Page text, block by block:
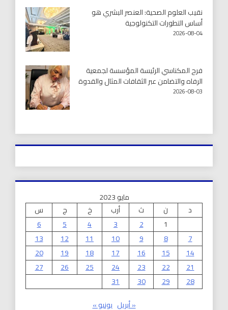
نقيب العلوم الصحية: العنصر البشري هو
أساس التطورات التكنولوجية
2026-08-04
فرح المكناسي الرئيسة المؤسسة لجمعية
الرفاه والتضامن عبر الثقافات المثال والقدوة
2026-08-03
مايو 2023
د
ن ث أرب خ ج
س
1
2
3
4
5
6
7
8
9
10
11
12
13
14
15
16
17
18
19
20
21
22
23
24
25
26
27
28
29
30
31
« أبريل يونيو »